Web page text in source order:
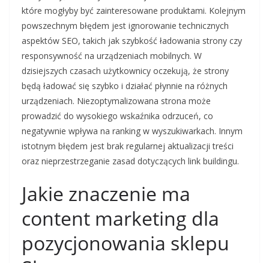
które mogłyby być zainteresowane produktami. Kolejnym
powszechnym błędem jest ignorowanie technicznych
aspektów SEO, takich jak szybkość ładowania strony czy
responsywność na urządzeniach mobilnych. W
dzisiejszych czasach użytkownicy oczekują, że strony
będą ładować się szybko i działać płynnie na różnych
urządzeniach. Niezoptymalizowana strona może
prowadzić do wysokiego wskaźnika odrzuceń, co
negatywnie wpływa na ranking w wyszukiwarkach. Innym
istotnym błędem jest brak regularnej aktualizacji treści
oraz nieprzestrzeganie zasad dotyczących link buildingu.
Jakie znaczenie ma
content marketing dla
pozycjonowania sklepu